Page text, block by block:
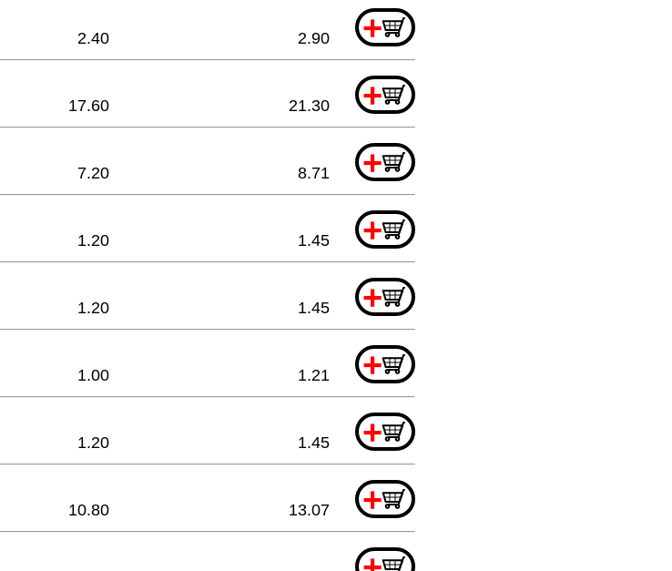
+
2.40 2.90
+
17.60 21.30
+
7.20 8.71
+
1.20 1.45
+
1.20 1.45
+
1.00 1.21
+
1.20 1.45
+
10.80 13.07